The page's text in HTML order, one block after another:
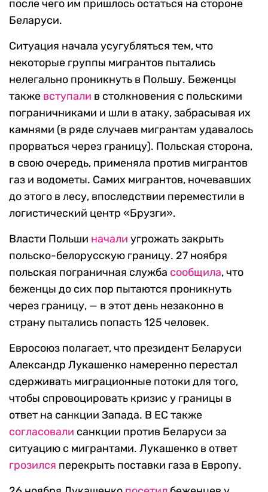
после чего им пришлось остаться на стороне
Беларуси.
Ситуация начала усугубляться тем, что
некоторые группы мигрантов пытались
нелегально проникнуть в Польшу. Беженцы
также вступали в столкновения с польскими
пограничниками и шли в атаку, забрасывая их
камнями (в ряде случаев мигрантам удавалось
прорваться через границу). Польская сторона,
в свою очередь, применяла против мигрантов
газ и водометы. Самих мигрантов, ночевавших
до этого в лесу, впоследствии переместили в
логистический центр «Брузги».
Власти Польши начали угрожать закрыть
польско-белорусскую границу. 27 ноября
польская пограничная служба сообщила, что
беженцы до сих пор пытаются проникнуть
через границу, — в этот день незаконно в
страну пытались попасть 125 человек.
Евросоюз полагает, что президент Беларуси
Александр Лукашенко намеренно перестал
сдерживать миграционные потоки для того,
чтобы спровоцировать кризис у границы в
ответ на санкции Запада. В ЕС также
согласовали санкции против Беларуси за
ситуацию с мигрантами. Лукашенко в ответ
грозился перекрыть поставки газа в Европу.